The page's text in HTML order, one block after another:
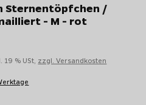
Sternentöpfchen /
- M - rot
19 % USt, zzgl. Versandkosten